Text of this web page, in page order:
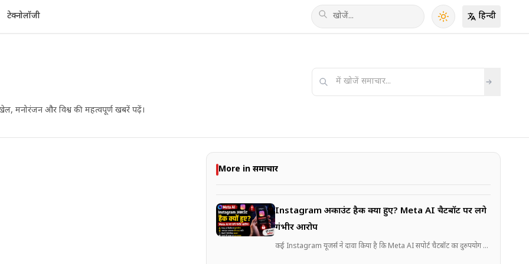
टेक्नोलॉजी हिन्दी
मनोरंजन और विश्व की महत्वपूर्ण खबरें पढ़ें।
2026: हजारों
यूजर्स को लॉगिन और फीड एक्सेस करने में
More in समाचार
Instagram अकाउंट हैक क्यों हुए? Meta AI चैटबॉट पर लगे
गंभीर आरोप
कई Instagram यूजर्स ने दावा किया है कि Meta AI सपोर्ट चैटबॉट का दुरुपयोग कर हैकर..